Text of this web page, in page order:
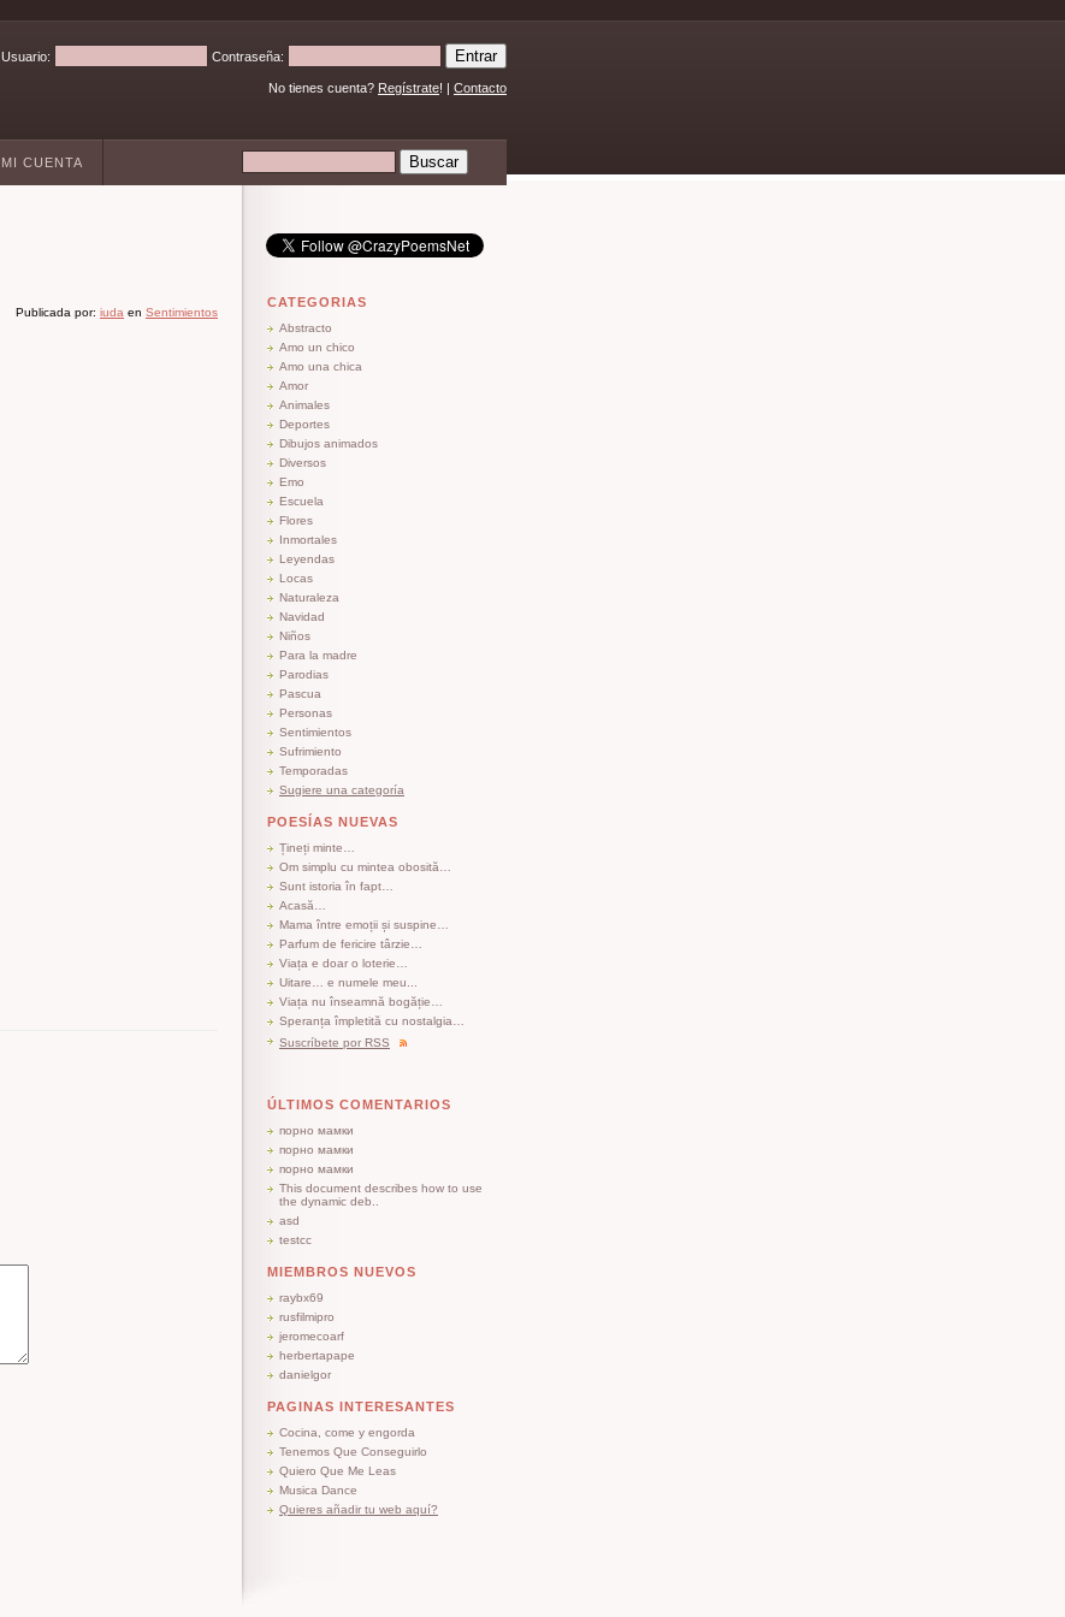
Usuario: Contraseña:
No tienes cuenta? Regístrate! | Contacto
MI CUENTA
Publicada por: iuda en Sentimientos
CATEGORIAS
Abstracto
Amo un chico
Amo una chica
Amor
Animales
Deportes
Dibujos animados
Diversos
Emo
Escuela
Flores
Inmortales
Leyendas
Locas
Naturaleza
Navidad
Niños
Para la madre
Parodias
Pascua
Personas
Sentimientos
Sufrimiento
Temporadas
Sugiere una categoría
POESÍAS NUEVAS
Țineți minte…
Om simplu cu mintea obosită…
Sunt istoria în fapt…
Acasă…
Mama între emoții și suspine…
Parfum de fericire târzie…
Viața e doar o loterie…
Uitare… e numele meu...
Viața nu înseamnă bogăție…
Speranța împletită cu nostalgia…
Suscríbete por RSS
ÚLTIMOS COMENTARIOS
порно мамки
порно мамки
порно мамки
This document describes how to use
the dynamic deb..
asd
testcc
MIEMBROS NUEVOS
raybx69
rusfilmipro
jeromecoarf
herbertapape
danielgor
PAGINAS INTERESANTES
Cocina, come y engorda
Tenemos Que Conseguirlo
Quiero Que Me Leas
Musica Dance
Quieres añadir tu web aquí?